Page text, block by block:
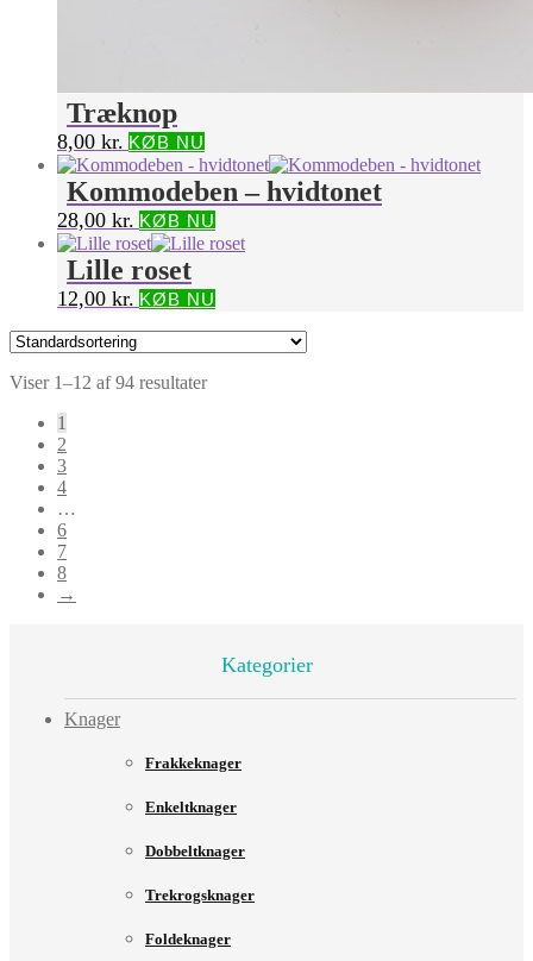
Træknop
8,00 kr. KØB NU
Kommodeben – hvidtonet
28,00 kr. KØB NU
Lille roset
12,00 kr. KØB NU
Viser 1–12 af 94 resultater
1
2
3
4
…
6
7
8
→
Kategorier
Knager
Frakkeknager
Enkeltknager
Dobbeltknager
Trekrogsknager
Foldeknager